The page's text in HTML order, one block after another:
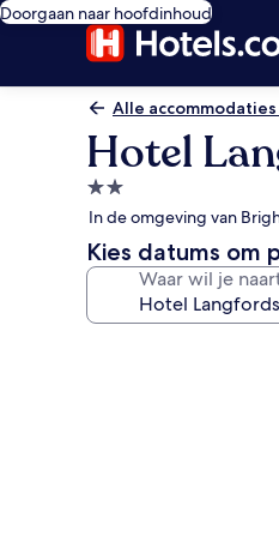
Doorgaan naar hoofdinhoud
Alle
Hotel
2.0-
sterrenaccommodatie
In de omgeving van
Kies datums om
Waar wil je